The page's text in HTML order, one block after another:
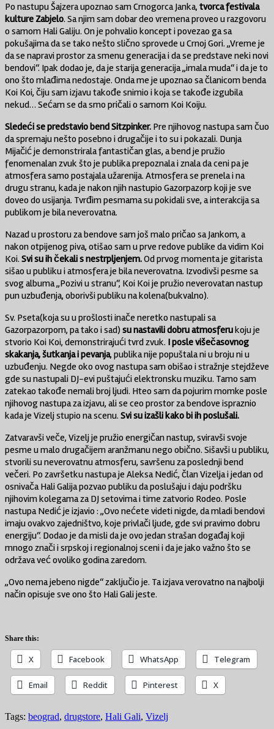
Po nastupu Šajzera upoznao sam Crnogorca Janka, tvorca festivala
kulture Zabjelo. Sa njim sam dobar deo vremena proveo u razgovoru
o samom Hali Galiju. On je pohvalio koncept i povezao ga sa
pokušajima da se tako nešto slično sprovede u Crnoj Gori. „Vreme je
da se napravi prostor za smenu generacija i da se predstave neki novi
bendovi“. Ipak dodao je, da je starija generacija „imala muda“ i da je to
ono što mlađima nedostaje. Onda me je upoznao sa članicom benda
Koi Koi, čiju sam izjavu takođe snimio i koja se takođe izgubila
nekud… Sećam se da smo pričali o samom Koi Koiju.
Sledeći se predstavio bend Sitzpinker. Pre njihovog nastupa sam čuo
da spremaju nešto posebno i drugačije i to su i pokazali. Dunja
Mijačić je demonstrirala fantastičan glas, a bend je pružio
fenomenalan zvuk što je publika prepoznala i znala da ceni pa je
atmosfera samo postajala užarenija. Atmosfera se prenela i na
drugu stranu, kada je nakon njih nastupio Gazorpazorp koji je sve
doveo do usijanja. Tvrđim pesmama su pokidali sve, a interakcija sa
publikom je bila neverovatna.
Nazad u prostoru za bendove sam još malo pričao sa Jankom, a
nakon otpijenog piva, otišao sam u prve redove publike da vidim Koi
Koi. Svi su ih čekali s nestrpljenjem.Od prvog momenta je gitarista
sišao u publiku i atmosfera je bila neverovatna. Izvodivši pesme sa
svog albuma „Pozivi u stranu“, Koi Koi je pružio neverovatan nastup
pun uzbuđenja, oborivši publiku na kolena(bukvalno).
Sv. Pseta(koja su u prošlosti inače neretko nastupali sa
Gazorpazorpom, pa tako i sad) su nastavili dobru atmosferukoju je
stvorio Koi Koi, demonstrirajući tvrd zvuk. I posle višečasovnog
skakanja, šutkanja i pevanja, publika nije popuštala ni u broju ni u
uzbuđenju. Negde oko ovog nastupa sam obišao i stražnje stejdževe
gde su nastupali DJ-evi puštajući elektronsku muziku. Tamo sam
zatekao takođe nemali broj ljudi. Hteo sam da pojurim momke posle
njihovog nastupa za izjavu, ali se ceo prostor za bendove ispraznio
kada je Vizelj stupio na scenu. Svi su izašli kako bi ih poslušali.
Zatvaravši veče, Vizelj je pružio energičan nastup, sviravši svoje
pesme u malo drugačijem aranžmanu nego obično. Sišavši u publiku,
stvorili su neverovatnu atmosferu, savršenu za poslednji bend
večeri. Po završetku nastupa je Aleksa Nedić, član Vizelja i jedan od
osnivača Hali Galija pozvao publiku da poslušaju i daju podršku
njihovim kolegama za DJ setovima i time zatvorio Rodeo. Posle
nastupa Nedić je izjavio : „Ovo nećete videti nigde, da mladi bendovi
imaju ovakvo zajedništvo, koje privlači ljude, gde svi pravimo dobru
energiju“. Dodao je da misli da je ovo jedan strašan događaj koji
mnogo znači i srpskoj i regionalnoj sceni i da je jako važno što se
održava već ovoliko godina zaredom.
„Ovo nema jebeno nigde“ zaključio je. Ta izjava verovatno na najbolji
način opisuje sve ono što Hali Gali jeste.
Share this:
X Facebook WhatsApp Telegram
Email Reddit Pinterest X
Tags: beograd, drugstore, Hali Gali, Vizelj